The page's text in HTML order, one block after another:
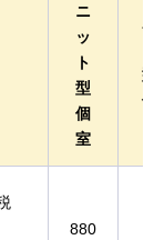
ニ
ッ
ト
型
個
室
880